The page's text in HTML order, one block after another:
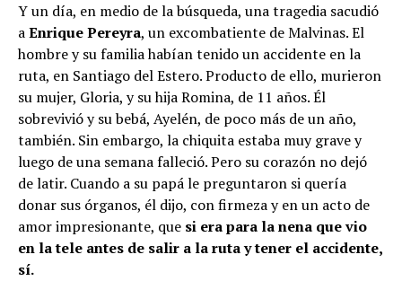
Y un día, en medio de la búsqueda, una tragedia sacudió
aEnrique Pereyra, un excombatiente de Malvinas. El
hombre y su familia habían tenido un accidente en la
ruta, en Santiago del Estero. Producto de ello, murieron
su mujer, Gloria, y su hija Romina, de 11 años. Él
sobrevivió y su bebá, Ayelén, de poco más de un año,
también. Sin embargo, la chiquita estaba muy grave y
luego de una semana falleció. Pero su corazón no dejó
de latir. Cuando a su papá le preguntaron si quería
donar sus órganos, él dijo, con firmeza y en un acto de
amor impresionante, que si era para la nena que vio
en la tele antes de salir a la ruta y tener el accidente,
sí.